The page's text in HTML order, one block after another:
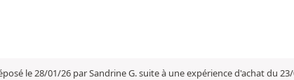
le 28/01/26 par Sandrine G. suite à une expérience d'achat du